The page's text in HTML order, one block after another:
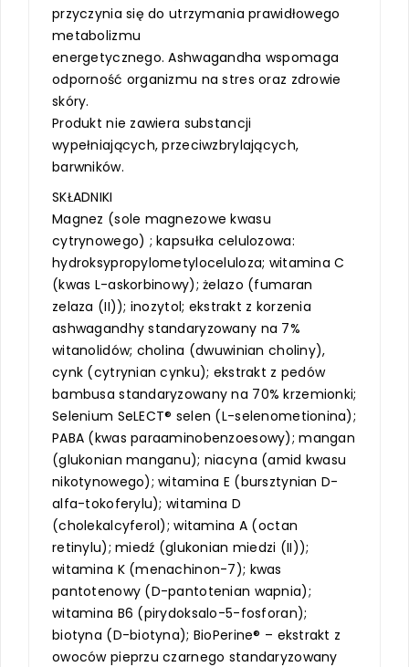
przyczynia się do utrzymania prawidłowego
metabolizmu
energetycznego. Ashwagandha wspomaga
odporność organizmu na stres oraz zdrowie
skóry.
Produkt nie zawiera substancji
wypełniających, przeciwzbrylających,
barwników.
SKŁADNIKI
Magnez (sole magnezowe kwasu
cytrynowego) ; kapsułka celulozowa:
hydroksypropylometyloceluloza; witamina C
(kwas L-askorbinowy); żelazo (fumaran
zelaza (II)); inozytol; ekstrakt z korzenia
ashwagandhy standaryzowany na 7%
witanolidów; cholina (dwuwinian choliny),
cynk (cytrynian cynku); ekstrakt z pedów
bambusa standaryzowany na 70% krzemionki;
Selenium SeLECT® selen (L-selenometionina);
PABA (kwas paraaminobenzoesowy); mangan
(glukonian manganu); niacyna (amid kwasu
nikotynowego); witamina E (bursztynian D-
alfa-tokoferylu); witamina D
(cholekalcyferol); witamina A (octan
retinylu); miedź (glukonian miedzi (II));
witamina K (menachinon-7); kwas
pantotenowy (D-pantotenian wapnia);
witamina B6 (pirydoksalo-5-fosforan);
biotyna (D-biotyna); BioPerine® – ekstrakt z
owoców pieprzu czarnego standaryzowany